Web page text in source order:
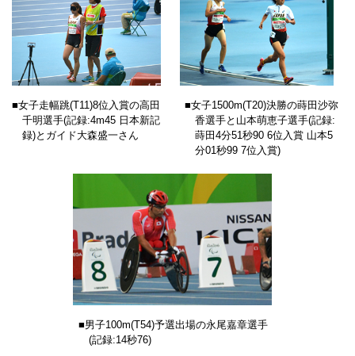
■女子走幅跳(T11)8位入賞の高田
千明選手(記録:4m45 日本新記
録)とガイド大森盛一さん
■女子1500m(T20)決勝の蒔田沙弥
香選手と山本萌恵子選手(記録:
蒔田4分51秒90 6位入賞 山本5
分01秒99 7位入賞)
■男子100m(T54)予選出場の永尾嘉章選手
(記録:14秒76)